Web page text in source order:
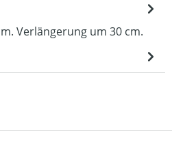
Verlängerung um 30 cm.